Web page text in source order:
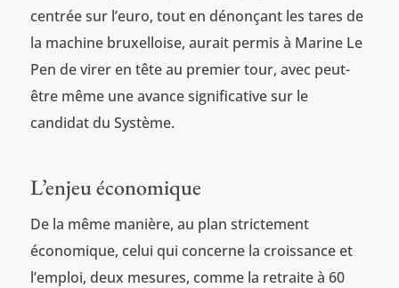
centrée sur l’euro, tout en dénonçant les tares de
la machine bruxelloise, aurait permis à Marine Le
Pen de virer en tête au premier tour, avec peut-
être même une avance significative sur le
candidat du Système.
L’enjeu économique
De la même manière, au plan strictement
économique, celui qui concerne la croissance et
l’emploi, deux mesures, comme la retraite à 60